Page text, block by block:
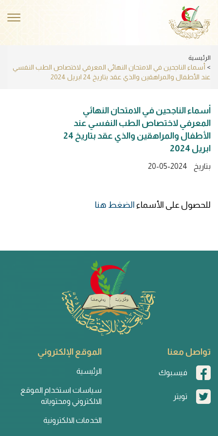
main
content
الرئيسية
أسماء الناجحين في الامتحان النهائي المعرفي لاختصاص الطب النفسي
عند الأطفال والمراهقين والذي عقد بتاريخ 24 ابريل 2024
أسماء الناجحين في الامتحان النهائي
المعرفي لاختصاص الطب النفسي عند
الأطفال والمراهقين والذي عقد بتاريخ 24
ابريل 2024
بتاريخ 20-05-2024
للحصول على الأسماء الضغط هنا
تواصل معنا
فيسبوك
تويتر
الموقع الإلكتروني
الرئيسية
سياسات استخدام الموقع
الالكتروني ومحتوياته
الخدمات الالكترونية